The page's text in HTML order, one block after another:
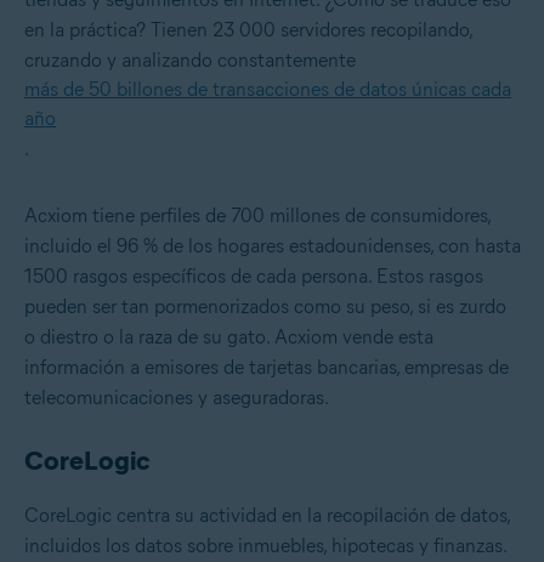
en la práctica? Tienen 23 000 servidores recopilando,
cruzando y analizando constantemente
más de 50 billones de transacciones de datos únicas cada
año
.
Acxiom tiene perfiles de 700 millones de consumidores,
incluido el 96 % de los hogares estadounidenses, con hasta
1500 rasgos específicos de cada persona. Estos rasgos
pueden ser tan pormenorizados como su peso, si es zurdo
o diestro o la raza de su gato. Acxiom vende esta
información a emisores de tarjetas bancarias, empresas de
telecomunicaciones y aseguradoras.
CoreLogic
CoreLogic centra su actividad en la recopilación de datos,
incluidos los datos sobre inmuebles, hipotecas y finanzas.